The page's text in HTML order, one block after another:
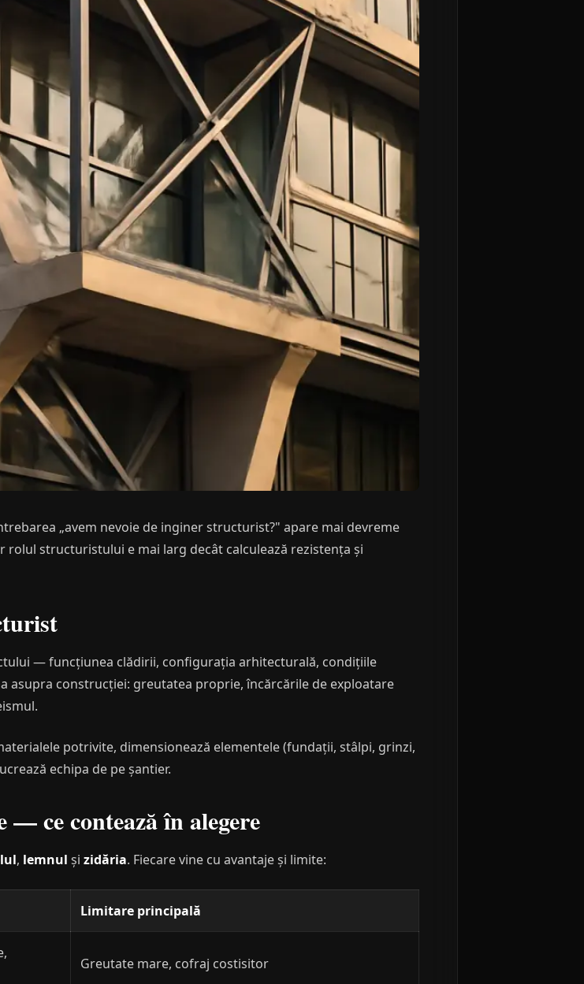
„avem nevoie de inginer structurist?" apare mai devreme
rolul structuristului e mai larg decât calculează rezistența și
— funcțiunea clădirii, configurația arhitecturală, condițiile
construcției: greutatea proprie, încărcările de exploatare
potrivite, dimensionează elementele (fundații, stâlpi, grinzi,
echipa de pe șantier.
— ce contează în alegere
, lemnul și zidăria. Fiecare vine cu avantaje și limite:
Limitare principală
Greutate mare, cofraj costisitor